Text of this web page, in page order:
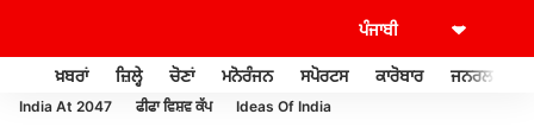
ਖ਼ਬਰਾਂ ਜ਼ਿਲ੍ਹੇ ਚੋਣਾਂ ਮਨੋਰੰਜਨ ਸਪੋਰਟਸ ਕਾਰੋਬਾਰ ਜਨਰਲ ਨੌਲਜ
India At 2047 ਫੀਫਾ ਵਿਸ਼ਵ ਕੱਪ Ideas Of India